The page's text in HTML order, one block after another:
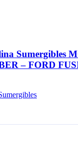
Sumergibles
– FORD